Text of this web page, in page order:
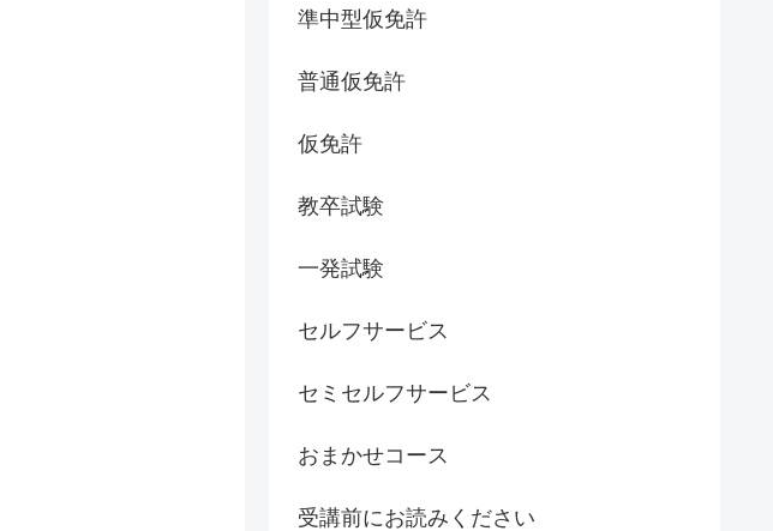
準中型仮免許
普通仮免許
仮免許
教卒試験
一発試験
セルフサービス
セミセルフサービス
おまかせコース
受講前にお読みください